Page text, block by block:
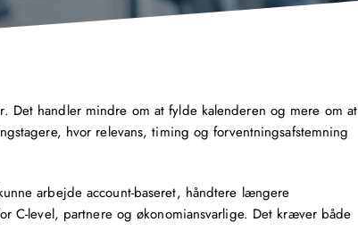
handler mindre om at fylde kalenderen og mere om at
hvor relevans, timing og forventningsafstemning
arbejde account-baseret, håndtere længere
C-level, partnere og økonomiansvarlige. Det kræver både